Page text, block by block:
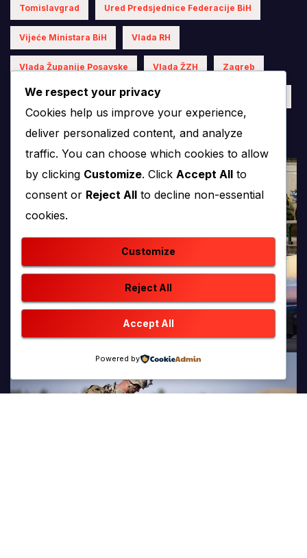
Tomislavgrad Ured Predsjednice Federacije BiH
Vijeće Ministara BiH Vlada RH
Vlada Županije Posavske Vlada ŽZH Zagreb
Čapljina Široki Brijeg Županija Posavska
We respect your privacy
Cookies help us improve your experience,
deliver personalized content, and analyze
traffic. You can choose which cookies to allow
by clicking Customize. Click Accept All to
consent or Reject All to decline non-essential
cookies.
Customize
Reject All
Accept All
Powered by